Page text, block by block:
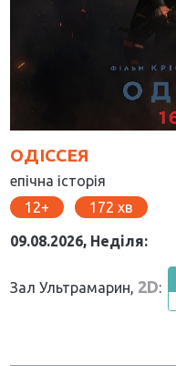
ОДІССЕЯ
епічна історія
12
172
09.08.2026, Неділя:
Зал Ультрамарин, 2D: